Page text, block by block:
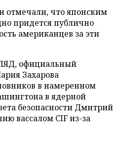
отмечали, что японским
придется публично
американцев за эти
официальный
Захарова
в намеренном
в ядерной
безопасности Дмитрий
вассалом CIF из-за